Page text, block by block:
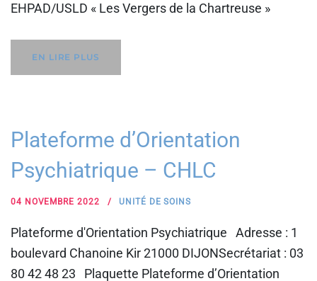
EHPAD/USLD « Les Vergers de la Chartreuse »
EN LIRE PLUS
Plateforme d’Orientation
Psychiatrique – CHLC
04 NOVEMBRE 2022 UNITÉ DE SOINS
Plateforme d'Orientation Psychiatrique Adresse : 1
boulevard Chanoine Kir 21000 DIJONSecrétariat : 03
80 42 48 23 Plaquette Plateforme d’Orientation